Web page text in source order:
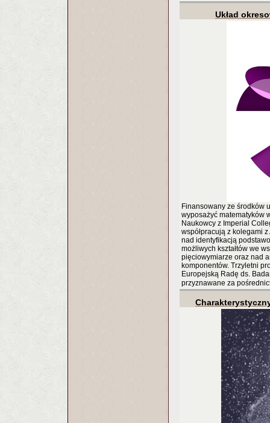
Układ
Finansowany ze środków
wyposażyć matematyków
Naukowcy z Imperial
współpracują z kolegami
nad identyfikacją
możliwych kształtów we
pięciowymiarze oraz nad
komponentów. Trzyletni
Europejską Radę ds.
przyznawane za